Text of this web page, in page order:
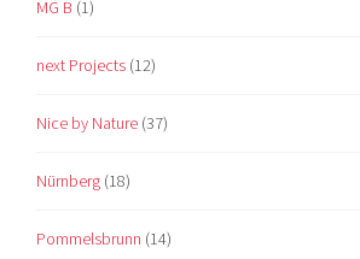
MG B (1)
next Projects (12)
Nice by Nature (37)
Nürnberg (18)
Pommelsbrunn (14)